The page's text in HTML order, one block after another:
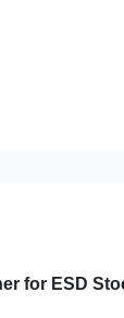
for ESD